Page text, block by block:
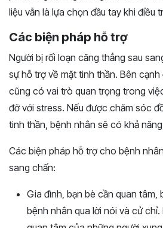
liệu vẫn là lựa chọn đầu tay khi điều
Các biện pháp hỗ trợ
Người bị rối loạn căng thẳng sau
sự hỗ trợ về mặt tinh thần. Bên
cũng có vai trò quan trọng trong
đỡ với stress. Nếu được chăm sóc
tinh thần, bệnh nhân sẽ có khả
Các biện pháp hỗ trợ cho bệnh
sang chấn:
Gia đình, bạn bè cần quan tâm,
bệnh nhân qua lời nói và cử